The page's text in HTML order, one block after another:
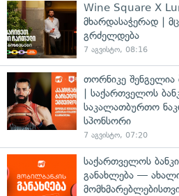
Wine Square X
მხარდასაჭერად |
გრძელდება
7 აგვისტო, 08:16
თორნიკე შენგელია
| საქართველოს
საკალათბურთო
სპონსორი
7 აგვისტო, 07:20
საქართველოს
განახლება —